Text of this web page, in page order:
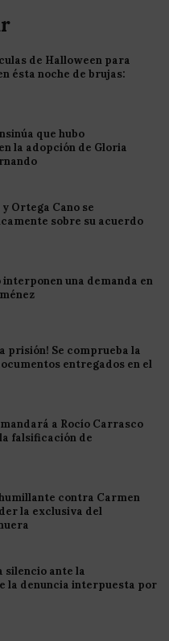
de Halloween para
ésta noche de brujas:
que hubo
la adopción de Gloria
Ortega Cano se
sobre su acuerdo
interponen una demanda en
prisión! Se comprueba la
entregados en el
a Rocío Carrasco
falsificación de
contra Carmen
la exclusiva del
silencio ante la
la denuncia interpuesta por